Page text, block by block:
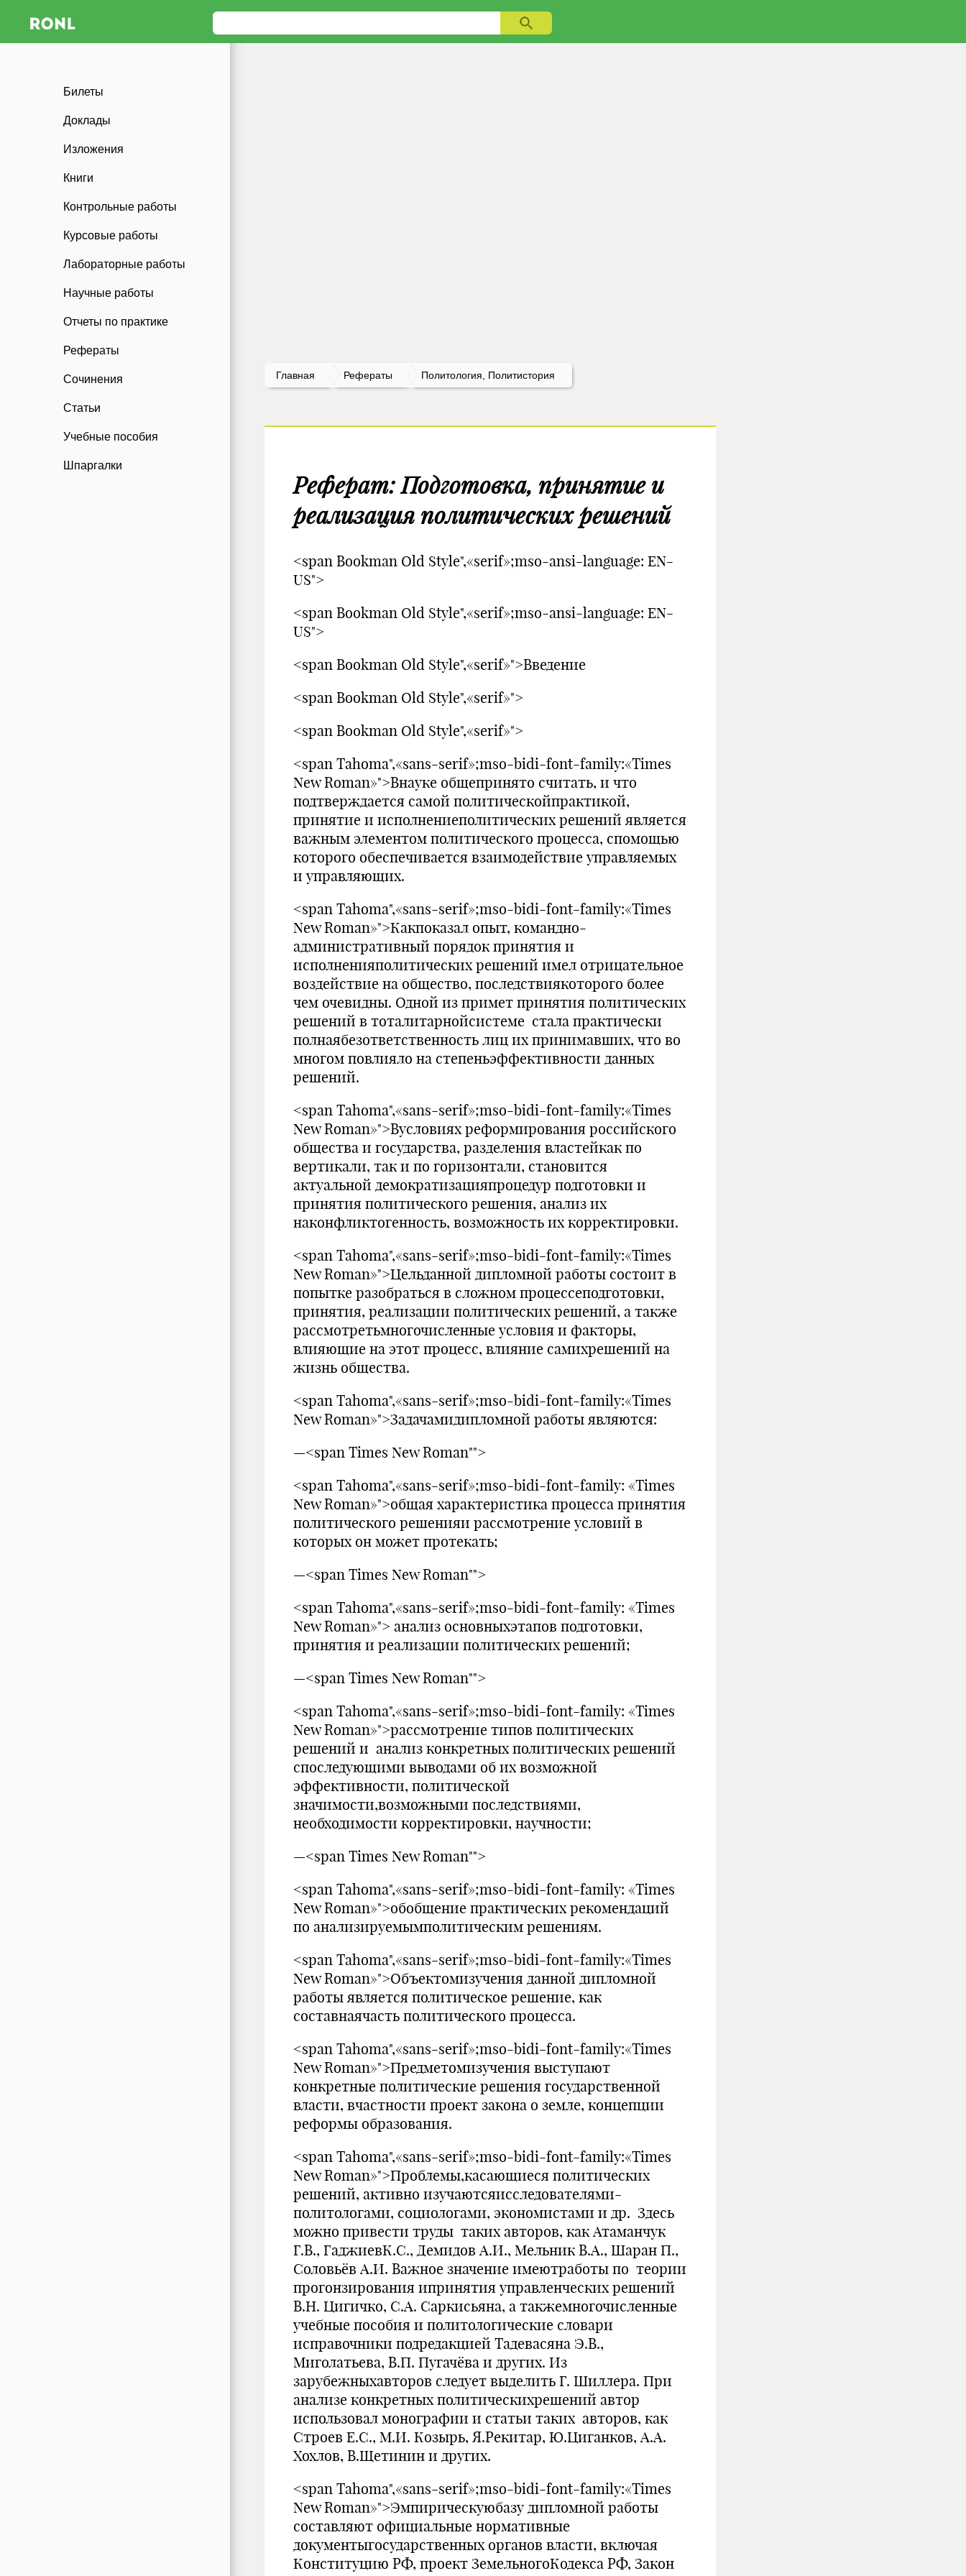
Билеты
Доклады
Изложения
Книги
Контрольные работы
Курсовые работы
Лабораторные работы
Научные работы
Отчеты по практике
Рефераты
Сочинения
Статьи
Учебные пособия
Шпаргалки
Главная Рефераты Политология, Политистория
Реферат: Подготовка, принятие и
реализация политических решений
<span Bookman Old Style",«serif»;mso-ansi-language: EN-
US">
<span Bookman Old Style",«serif»;mso-ansi-language: EN-
US">
<span Bookman Old Style",«serif»">Введение
<span Bookman Old Style",«serif»">
<span Bookman Old Style",«serif»">
<span Tahoma",«sans-serif»;mso-bidi-font-family:«Times
New Roman»">Внауке общепринято считать, и что
подтверждается самой политическойпрактикой,
принятие и исполнениеполитических решений является
важным элементом политического процесса, спомощью
которого обеспечивается взаимодействие управляемых
и управляющих.
<span Tahoma",«sans-serif»;mso-bidi-font-family:«Times
New Roman»">Какпоказал опыт, командно-
административный порядок принятия и
исполненияполитических решений имел отрицательное
воздействие на общество, последствиякоторого более
чем очевидны. Одной из примет принятия политических
решений в тоталитарнойсистеме стала практически
полнаябезответственность лиц их принимавших, что во
многом повлияло на степеньэффективности данных
решений.
<span Tahoma",«sans-serif»;mso-bidi-font-family:«Times
New Roman»">Вусловиях реформирования российского
общества и государства, разделения властейкак по
вертикали, так и по горизонтали, становится
актуальной демократизацияпроцедур подготовки и
принятия политического решения, анализ их
наконфликтогенность, возможность их корректировки.
<span Tahoma",«sans-serif»;mso-bidi-font-family:«Times
New Roman»">Цельданной дипломной работы состоит в
попытке разобраться в сложном процессеподготовки,
принятия, реализации политических решений, а также
рассмотретьмногочисленные условия и факторы,
влияющие на этот процесс, влияние самихрешений на
жизнь общества.
<span Tahoma",«sans-serif»;mso-bidi-font-family:«Times
New Roman»">Задачамидипломной работы являются:
—<span Times New Roman"">
<span Tahoma",«sans-serif»;mso-bidi-font-family: «Times
New Roman»">общая характеристика процесса принятия
политического решенияи рассмотрение условий в
которых он может протекать;
—<span Times New Roman"">
<span Tahoma",«sans-serif»;mso-bidi-font-family: «Times
New Roman»"> анализ основныхэтапов подготовки,
принятия и реализации политических решений;
—<span Times New Roman"">
<span Tahoma",«sans-serif»;mso-bidi-font-family: «Times
New Roman»">рассмотрение типов политических
решений и анализ конкретных политических решений
споследующими выводами об их возможной
эффективности, политической
значимости,возможными последствиями,
необходимости корректировки, научности;
—<span Times New Roman"">
<span Tahoma",«sans-serif»;mso-bidi-font-family: «Times
New Roman»">обобщение практических рекомендаций
по анализируемымполитическим решениям.
<span Tahoma",«sans-serif»;mso-bidi-font-family:«Times
New Roman»">Объектомизучения данной дипломной
работы является политическое решение, как
составнаячасть политического процесса.
<span Tahoma",«sans-serif»;mso-bidi-font-family:«Times
New Roman»">Предметомизучения выступают
конкретные политические решения государственной
власти, вчастности проект закона о земле, концепции
реформы образования.
<span Tahoma",«sans-serif»;mso-bidi-font-family:«Times
New Roman»">Проблемы,касающиеся политических
решений, активно изучаютсяисследователями-
политологами, социологами, экономистами и др. Здесь
можно привести труды таких авторов, как Атаманчук
Г.В., ГаджиевК.С., Демидов А.И., Мельник В.А., Шаран П.,
Соловьёв А.И. Важное значение имеютработы по теории
прогонзирования ипринятия управленческих решений
В.Н. Цигичко, С.А. Саркисьяна, а такжемногочисленные
учебные пособия и политологические словари
исправочники подредакцией Тадевасяна Э.В.,
Миголатьева, В.П. Пугачёва и других. Из
зарубежныхавторов следует выделить Г. Шиллера. При
анализе конкретных политическихрешений автор
использовал монографии и статьи таких авторов, как
Строев Е.С., М.И. Козырь, Я.Рекитар, Ю.Циганков, А.А.
Хохлов, В.Щетинин и других.
<span Tahoma",«sans-serif»;mso-bidi-font-family:«Times
New Roman»">Эмпирическуюбазу дипломной работы
составляют официальные нормативные
документыгосударственных органов власти, включая
Конституцию РФ, проект ЗемельногоКодекса РФ, Закон